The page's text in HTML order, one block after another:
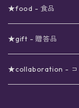
〜5000円
〜6000円
〜7000円
ノート
ネイルカラー
アロマスプレー
ポーチ
夜空の星月
扇子(うちわ)
インテリア
星
月
イヤリング
星
月
ネックレス
星
チョーカー
ワンピース
スター
フラワー
トップス
ブラウス
ボトムス
★food - 食品
珈琲
紅茶
★gift - 贈答品
ラッピング用オプシ
★collaboration - コ